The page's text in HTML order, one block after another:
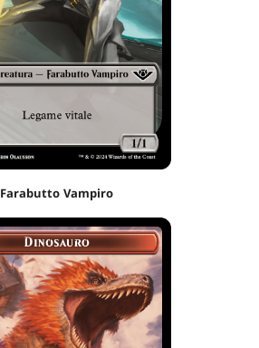
Farabutto Vampiro